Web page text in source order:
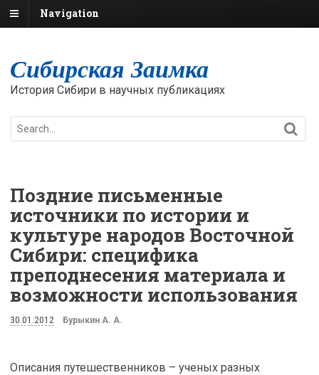
Navigation
Сибирская Заимка
История Сибири в научных публикациях
Поздние письменные
источники по истории и
культуре народов Восточной
Сибири: специфика
преподнесения материала и
возможности использования
30.01.2012 Бурыкин А. А.
Описания путешественников – ученых разных